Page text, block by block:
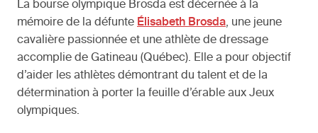
La bourse olympique Brosda est décernée à la
mémoire de la défunte Élisabeth Brosda, une jeune
cavalière passionnée et une athlète de dressage
accomplie de Gatineau (Québec). Elle a pour objectif
d’aider les athlètes démontrant du talent et de la
détermination à porter la feuille d’érable aux Jeux
olympiques.